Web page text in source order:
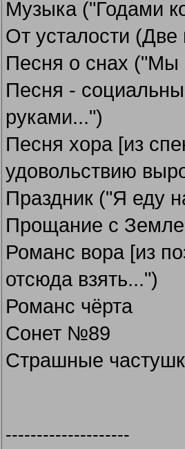
Музыка ("Годами
От усталости
Песня о снах ("Мы
Песня -
руками...")
Песня хора [из
удовольствию
Праздник ("Я еду
Прощание с
Романс вора [из
отсюда взять...")
Романс чёрта
Сонет №89
Страшные
--------------------